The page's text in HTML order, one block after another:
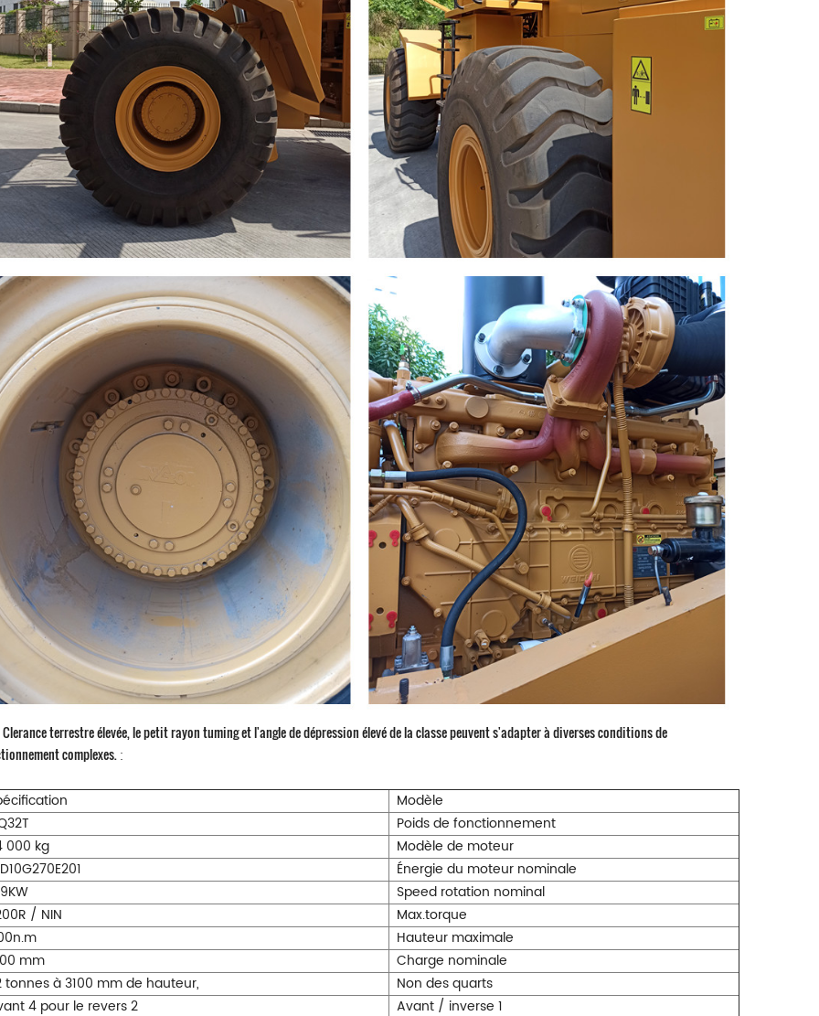
terrestre élevée, le petit rayon tuming et l'angle de dépression élevé de la classe peuvent s'adapter à diverses conditions de
complexes.:
Modèle
Poids de fonctionnement
000 kg
Modèle de moteur
Énergie du moteur nominale
Speed ​​rotation nominal
/ NIN
Max.torque
Hauteur maximale
mm
Charge nominale
tonnes à 3100 mm de hauteur,
Non des quarts
4 pour le revers 2
Avant / inverse 1